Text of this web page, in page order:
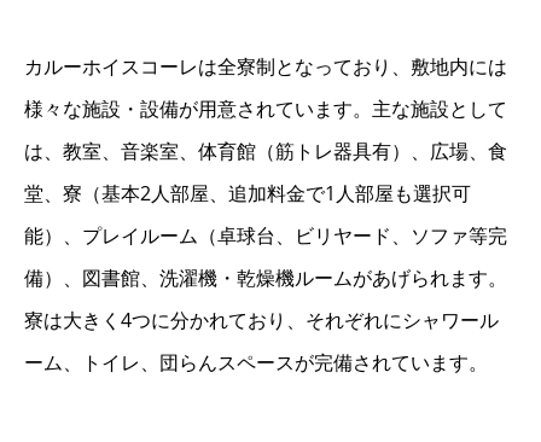
カルーホイスコーレは全寮制となっており、敷地内には
様々な施設・設備が用意されています。主な施設として
は、教室、音楽室、体育館（筋トレ器具有）、広場、食
堂、寮（基本2人部屋、追加料金で1人部屋も選択可
能）、プレイルーム（卓球台、ビリヤード、ソファ等完
備）、図書館、洗濯機・乾燥機ルームがあげられます。
寮は大きく4つに分かれており、それぞれにシャワール
ーム、トイレ、団らんスペースが完備されています。